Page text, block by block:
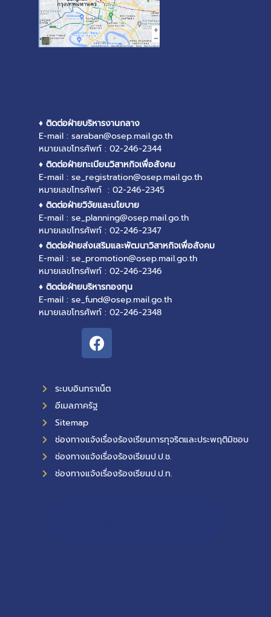
♦ ติดต่อฝ่ายบริหารงานกลาง
E-mail : saraban@osep.mail.go.th
หมายเลขโทรศัพท์ : 02-246-2344
♦ ติดต่อฝ่ายทะเบียนวิสาหกิจเพื่อสังคม
E-mail : se_registration@osep.mail.go.th
หมายเลขโทรศัพท์ : 02-246-2345
♦ ติดต่อฝ่ายวิจัยและนโยบาย
E-mail : se_planning@osep.mail.go.th
หมายเลขโทรศัพท์ : 02-246-2347
♦ ติดต่อฝ่ายส่งเสริมและพัฒนาวิสาหกิจเพื่อสังคม
E-mail : se_promotion@osep.mail.go.th
หมายเลขโทรศัพท์ : 02-246-2346
♦ ติดต่อฝ่ายบริหารกองทุน
E-mail : se_fund@osep.mail.go.th
หมายเลขโทรศัพท์ : 02-246-2348
ระบบอินทราเน็ต
อีเมลภาครัฐ
Sitemap
ช่องทางแจ้งเรื่องร้องเรียนการทุจริตและประพฤติมิชอบ
ช่องทางแจ้งเรื่องร้องเรียนป.ป.ช.
ช่องทางแจ้งเรื่องร้องเรียนป.ป.ท.